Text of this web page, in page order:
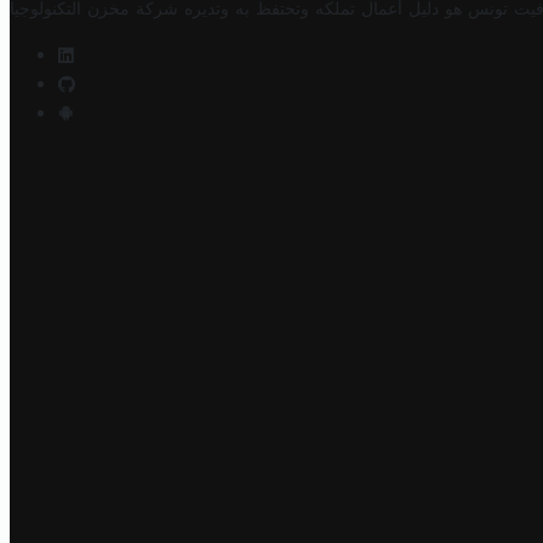
تونس هو دليل أعمال تملكه وتحتفظ به وتديره شركة مخزن التكنولوجيا